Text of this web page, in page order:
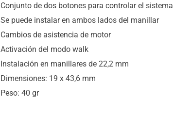
Conjunto de dos botones para controlar el sistema
Se puede instalar en ambos lados del manillar
Cambios de asistencia de motor
Activación del modo walk
Instalación en manillares de 22,2 mm
Dimensiones: 19 x 43,6 mm
Peso: 40 gr